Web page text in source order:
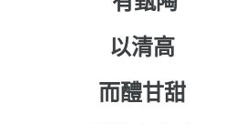
以清高
而醴甘甜